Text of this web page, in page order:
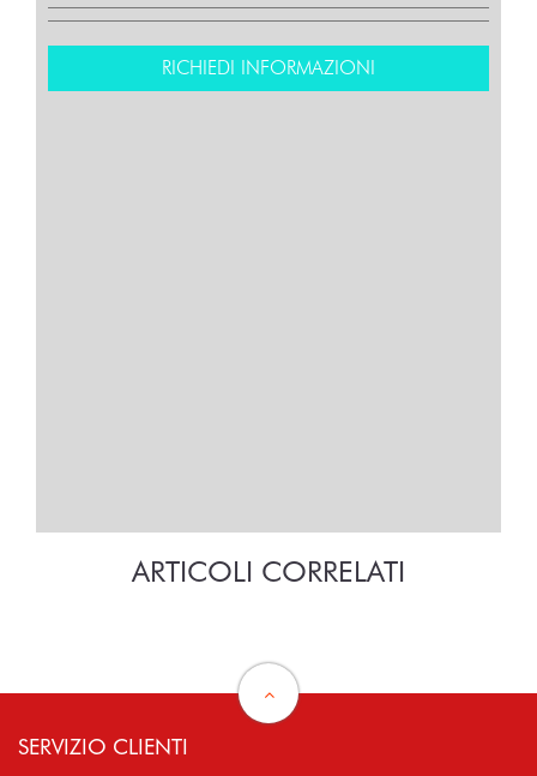
RICHIEDI INFORMAZIONI
ARTICOLI CORRELATI
SERVIZIO CLIENTI